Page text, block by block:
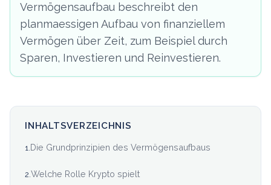
Vermögensaufbau beschreibt den
planmaessigen Aufbau von finanziellem
Vermögen über Zeit, zum Beispiel durch
Sparen, Investieren und Reinvestieren.
INHALTSVERZEICHNIS
1.Die Grundprinzipien des Vermögensaufbaus
2.Welche Rolle Krypto spielt